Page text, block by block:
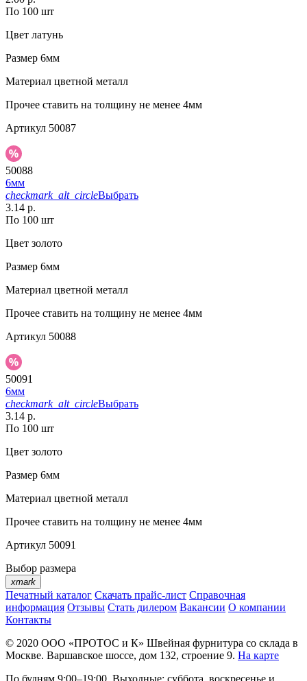
По 100 шт
Цвет латунь
Размер 6мм
Материал цветной металл
Прочее ставить на толщину не менее 4мм
Артикул 50087
50088
6мм
checkmark_alt_circleВыбрать
3.14 р.
По 100 шт
Цвет золото
Размер 6мм
Материал цветной металл
Прочее ставить на толщину не менее 4мм
Артикул 50088
50091
6мм
checkmark_alt_circleВыбрать
3.14 р.
По 100 шт
Цвет золото
Размер 6мм
Материал цветной металл
Прочее ставить на толщину не менее 4мм
Артикул 50091
Выбор размера
xmark
Печатный каталог Скачать прайс-лист Справочная
информация Отзывы Стать дилером Вакансии О компании
Контакты
© 2020 ООО «ПРОТОС и К» Швейная фурнитура со склада в
Москве. Варшавское шоссе, дом 132, строение 9. На карте